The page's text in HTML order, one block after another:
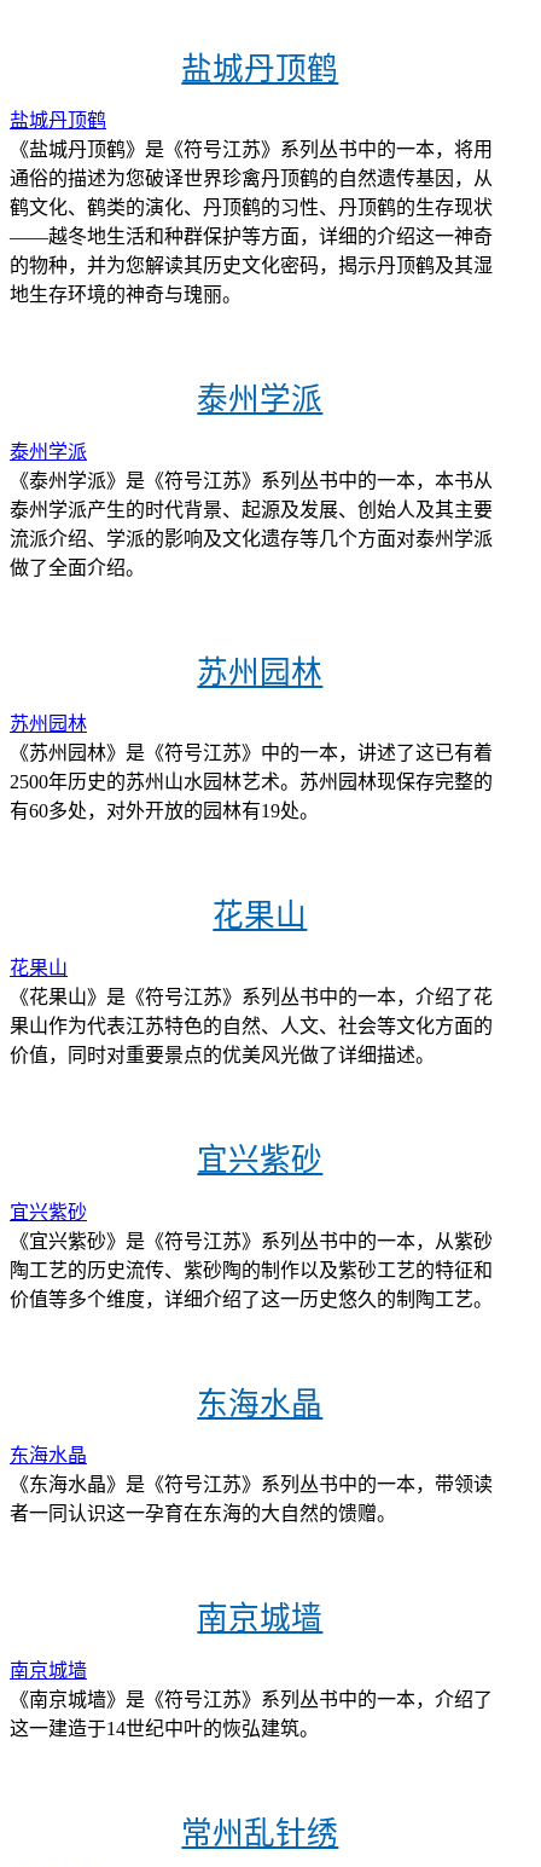
盐城丹顶鹤
盐城丹顶鹤
《盐城丹顶鹤》是《符号江苏》系列丛书中的一本，将用
通俗的描述为您破译世界珍禽丹顶鹤的自然遗传基因，从
鹤文化、鹤类的演化、丹顶鹤的习性、丹顶鹤的生存现状
——越冬地生活和种群保护等方面，详细的介绍这一神奇
的物种，并为您解读其历史文化密码，揭示丹顶鹤及其湿
地生存环境的神奇与瑰丽。
泰州学派
泰州学派
《泰州学派》是《符号江苏》系列丛书中的一本，本书从
泰州学派产生的时代背景、起源及发展、创始人及其主要
流派介绍、学派的影响及文化遗存等几个方面对泰州学派
做了全面介绍。
苏州园林
苏州园林
《苏州园林》是《符号江苏》中的一本，讲述了这已有着
2500年历史的苏州山水园林艺术。苏州园林现保存完整的
有60多处，对外开放的园林有19处。
花果山
花果山
《花果山》是《符号江苏》系列丛书中的一本，介绍了花
果山作为代表江苏特色的自然、人文、社会等文化方面的
价值，同时对重要景点的优美风光做了详细描述。
宜兴紫砂
宜兴紫砂
《宜兴紫砂》是《符号江苏》系列丛书中的一本，从紫砂
陶工艺的历史流传、紫砂陶的制作以及紫砂工艺的特征和
价值等多个维度，详细介绍了这一历史悠久的制陶工艺。
东海水晶
东海水晶
《东海水晶》是《符号江苏》系列丛书中的一本，带领读
者一同认识这一孕育在东海的大自然的馈赠。
南京城墙
南京城墙
《南京城墙》是《符号江苏》系列丛书中的一本，介绍了
这一建造于14世纪中叶的恢弘建筑。
常州乱针绣